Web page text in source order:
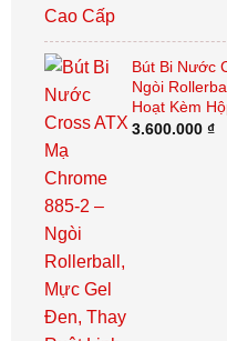
Bút Bi Nước
Ngòi
Hoạt Kèm
3.600.000 ₫